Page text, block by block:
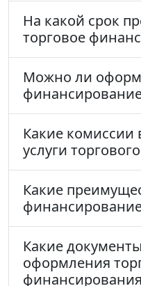
На какой срок
торговое
Можно ли
Какие комиссии
услуги
Какие
Какие
оформления